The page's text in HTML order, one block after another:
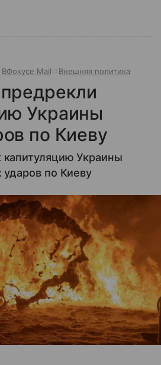
ВФокусе Mail Внешняя политика
Украины
по Киеву
Украины
ударов по Киеву